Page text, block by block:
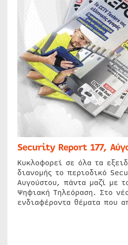
Security Report 177,
Κυκλοφορεί σε όλα τα
διανομής το περιοδικό
Αυγούστου, πάντα μαζί με
Ψηφιακή Τηλεόραση. Στο
ενδιαφέροντα θέματα που